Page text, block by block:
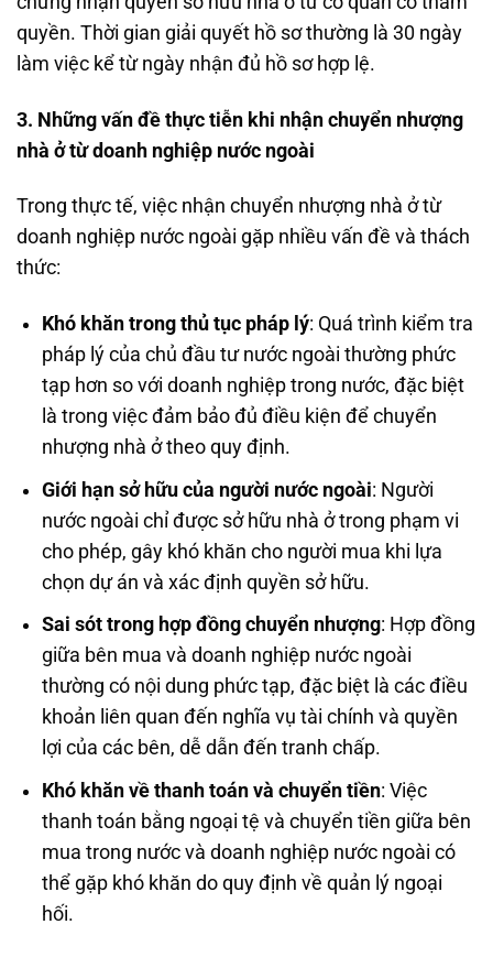
quyền. Thời gian giải quyết hồ sơ thường là 30 ngày
làm việc kể từ ngày nhận đủ hồ sơ hợp lệ.
3. Những vấn đề thực tiễn khi nhận chuyển nhượng
nhà ở từ doanh nghiệp nước ngoài
Trong thực tế, việc nhận chuyển nhượng nhà ở từ
doanh nghiệp nước ngoài gặp nhiều vấn đề và thách
thức:
Khó khăn trong thủ tục pháp lý: Quá trình kiểm tra
pháp lý của chủ đầu tư nước ngoài thường phức
tạp hơn so với doanh nghiệp trong nước, đặc biệt
là trong việc đảm bảo đủ điều kiện để chuyển
nhượng nhà ở theo quy định.
Giới hạn sở hữu của người nước ngoài: Người
nước ngoài chỉ được sở hữu nhà ở trong phạm vi
cho phép, gây khó khăn cho người mua khi lựa
chọn dự án và xác định quyền sở hữu.
Sai sót trong hợp đồng chuyển nhượng: Hợp đồng
giữa bên mua và doanh nghiệp nước ngoài
thường có nội dung phức tạp, đặc biệt là các điều
khoản liên quan đến nghĩa vụ tài chính và quyền
lợi của các bên, dễ dẫn đến tranh chấp.
Khó khăn về thanh toán và chuyển tiền: Việc
thanh toán bằng ngoại tệ và chuyển tiền giữa bên
mua trong nước và doanh nghiệp nước ngoài có
thể gặp khó khăn do quy định về quản lý ngoại
hối.